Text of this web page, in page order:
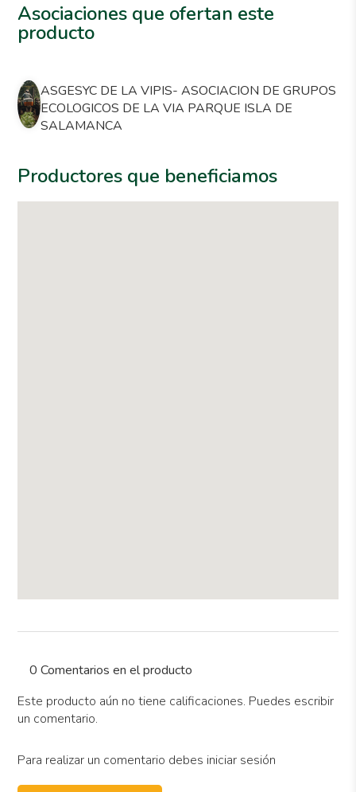
Asociaciones que ofertan este
producto
ASGESYC DE LA VIPIS- ASOCIACION DE GRUPOS
ECOLOGICOS DE LA VIA PARQUE ISLA DE
SALAMANCA
Productores que beneficiamos
0 Comentarios en el producto
Este producto aún no tiene calificaciones. Puedes escribir
un comentario.
Para realizar un comentario debes iniciar sesión